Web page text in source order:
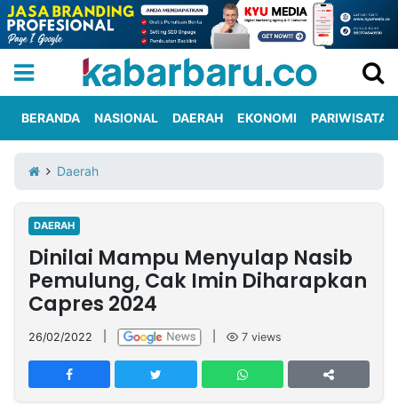
Iklan
Berita
Kami
Nasional
International
Olahraga
Entertainment
Daerah
Pariwisata
Kuliner
Kolom
Network
PT
TREETAN
BERANDA NASIONAL DAERAH EKONOMI PARIWISATA
Daerah
DAERAH
Dinilai Mampu Menyulap Nasib
Pemulung, Cak Imin Diharapkan
Capres 2024
26/02/2022 7 views